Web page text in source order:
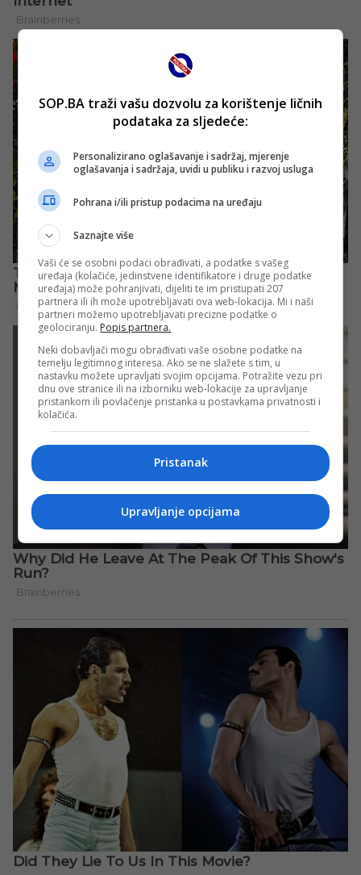
SOP.BA traži vašu dozvolu za korištenje ličnih
podataka za sljedeće:
Personalizirano oglašavanje i sadržaj, mjerenje
oglašavanja i sadržaja, uvidi u publiku i razvoj usluga
Pohrana i/ili pristup podacima na uređaju
Saznajte više
Vaši će se osobni podaci obrađivati, a podatke s vašeg
uređaja (kolačiće, jedinstvene identifikatore i druge podatke
uređaja) može pohranjivati, dijeliti te im pristupati 207
partnera ili ih može upotrebljavati ova web-lokacija. Mi i naši
partneri možemo upotrebljavati precizne podatke o
geolociranju. Popis partnera.
Neki dobavljači mogu obrađivati vaše osobne podatke na
temelju legitimnog interesa. Ako se ne slažete s tim, u
nastavku možete upravljati svojim opcijama. Potražite vezu pri
dnu ove stranice ili na izborniku web-lokacije za upravljanje
pristankom ili povlačenje pristanka u postavkama privatnosti i
kolačića.
Pristanak
Upravljanje opcijama